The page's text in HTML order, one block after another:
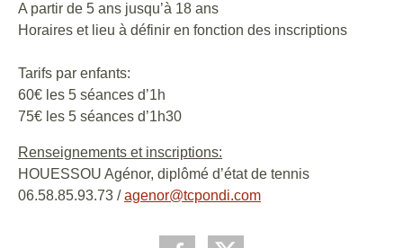
A partir de 5 ans jusqu’à 18 ans
Horaires et lieu à définir en fonction des inscriptions
Tarifs par enfants:
60€ les 5 séances d’1h
75€ les 5 séances d’1h30
Renseignements et inscriptions:
HOUESSOU Agénor, diplômé d’état de tennis
06.58.85.93.73 /agenor@tcpondi.com